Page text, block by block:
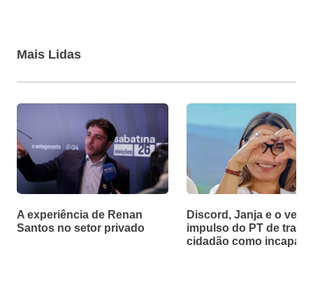
Mais Lidas
A experiência de Renan
Santos no setor privado
Discord, Janja e o velho
impulso do PT de tratar
cidadão como incapaz